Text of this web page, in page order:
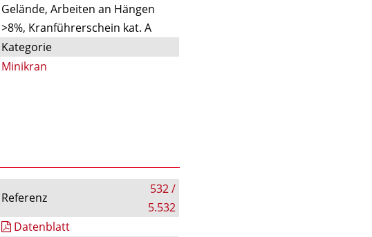
Gelände, Arbeiten an Hängen
>8%, Kranführerschein kat. A
Kategorie
Minikran
Referenz
532 /
5.532
Datenblatt